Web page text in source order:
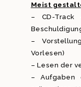
Meist
– CD-
–
Vorlesen)
– Lesen der
– Aufgaben